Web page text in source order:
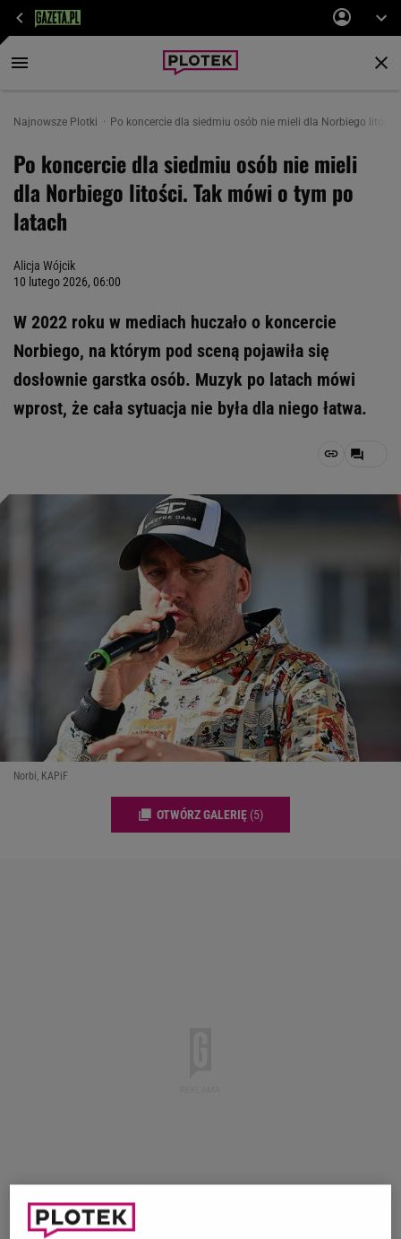
Najnowsze Plotki Po koncercie dla siedmiu osób nie mieli dla Norbiego
Po koncercie dla siedmiu osób nie mieli
dla Norbiego litości. Tak mówi o tym po
latach
Alicja Wójcik
10 lutego 2026, 06:00
W 2022 roku w mediach huczało o koncercie
Norbiego, na którym pod sceną pojawiła się
dosłownie garstka osób. Muzyk po latach mówi
wprost, że cała sytuacja nie była dla niego łatwa.
Norbi, KAPiF
OTWÓRZ GALERIĘ (5)